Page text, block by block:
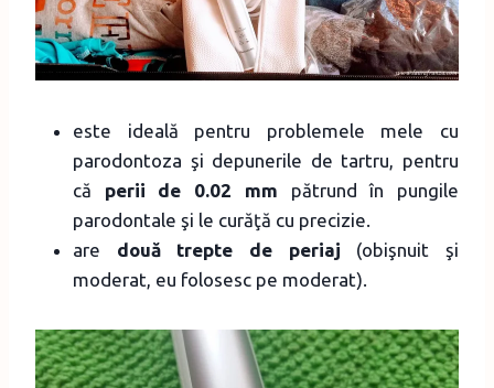
este ideală pentru problemele mele cu
parodontoza şi depunerile de tartru, pentru
că perii de 0.02 mm pătrund în pungile
parodontale şi le curăţă cu precizie.
are două trepte de periaj (obişnuit şi
moderat, eu folosesc pe moderat).